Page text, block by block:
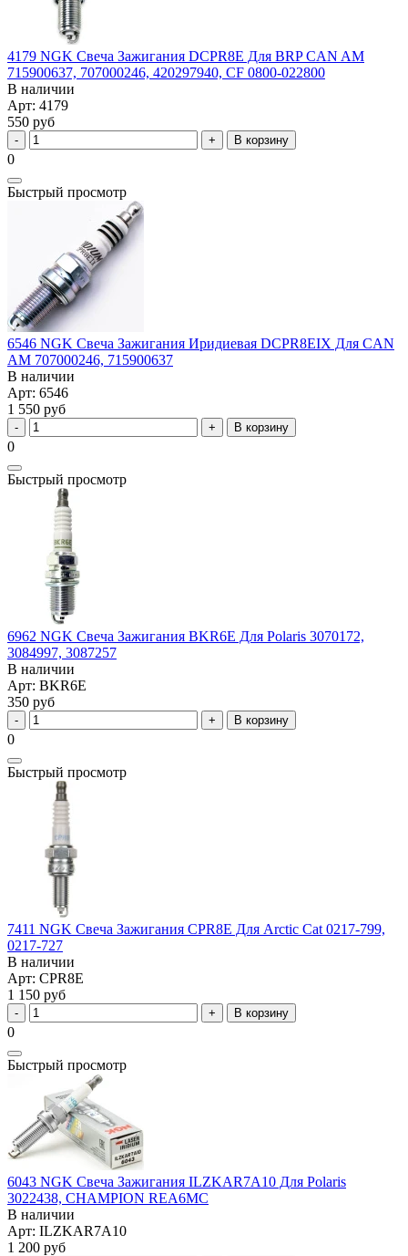
4179 NGK Свеча Зажигания DCPR8E Для BRP CAN AM
715900637, 707000246, 420297940, CF 0800-022800
В наличии
Арт: 4179
550 руб
В корзину
0
Быстрый просмотр
6546 NGK Свеча Зажигания Иридиевая DCPR8EIX Для CAN
AM 707000246, 715900637
В наличии
Арт: 6546
1 550 руб
В корзину
0
Быстрый просмотр
6962 NGK Свеча Зажигания BKR6E Для Polaris 3070172,
3084997, 3087257
В наличии
Арт: BKR6E
350 руб
В корзину
0
Быстрый просмотр
7411 NGK Свеча Зажигания CPR8E Для Arctic Cat 0217-799,
0217-727
В наличии
Арт: CPR8E
1 150 руб
В корзину
0
Быстрый просмотр
6043 NGK Свеча Зажигания ILZKAR7A10 Для Polaris
3022438, CHAMPION REA6MC
В наличии
Арт: ILZKAR7A10
1 200 руб